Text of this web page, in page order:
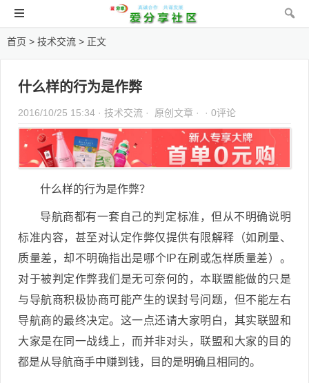
首页 > 技术交流 > 正文
什么样的行为是作弊
2016/10/25 15:34 · 技术交流 · 原创文章 · · 0评论
什么样的行为是作弊？
导航商都有一套自己的判定标准，但从不明确说明
标准内容，甚至对认定作弊仅提供有限解释（如刷量、
质量差，却不明确指出是哪个IP在刷或怎样质量差）。
对于被判定作弊我们是无可奈何的，本联盟能做的只是
与导航商积极协商可能产生的误封号问题，但不能左右
导航商的最终决定。这一点还请大家明白，其实联盟和
大家是在同一战线上，而并非对头，联盟和大家的目的
都是从导航商手中赚到钱，目的是明确且相同的。